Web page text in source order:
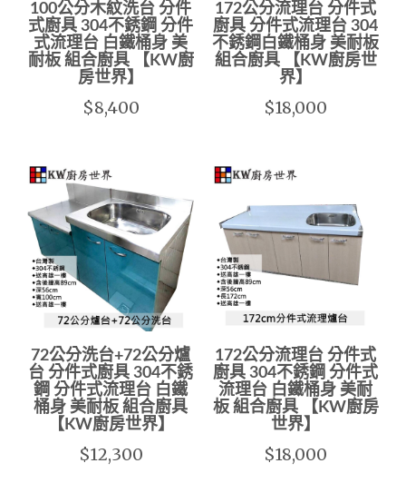
100公分木紋洗台 分件
式廚具 304不銹鋼 分件
式流理台 白鐵桶身 美
耐板 組合廚具 【KW廚
房世界】
$8,400
172公分流理台 分件式
廚具 分件式流理台 304
不銹鋼白鐵桶身 美耐板
組合廚具 【KW廚房世
界】
$18,000
72公分洗台+72公分爐
台 分件式廚具 304不銹
鋼 分件式流理台 白鐵
桶身 美耐板 組合廚具
【KW廚房世界】
$12,300
172公分流理台 分件式
廚具 304不銹鋼 分件式
流理台 白鐵桶身 美耐
板 組合廚具 【KW廚房
世界】
$18,000